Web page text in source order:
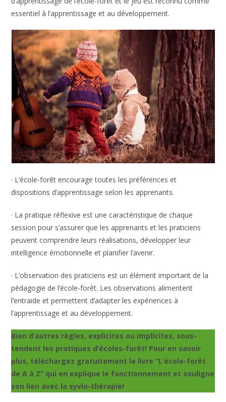
essentiel à l’apprentissage et au développement.
· L’école-forêt encourage toutes les préférences et
dispositions d’apprentissage selon les apprenants.
· La pratique réflexive est une caractéristique de chaque
session pour s’assurer que les apprenants et les praticiens
peuvent comprendre leurs réalisations, développer leur
intelligence émotionnelle et planifier l’avenir.
· L’observation des praticiens est un élément important de la
pédagogie de l’école-forêt. Les observations alimentent
l’entraide et permettent d’adapter les expériences à
l’apprentissage et au développement.
Bien d’autres règles, explicites ou implicites, sous-
tendent les pratiques d’écoles-forêt! Pour en savoir
plus, téléchargez gratuitement le livre “L’école-forêt
de A à Z” qui en explique le fonctionnement et souligne
son lien avec la syvlo-thérapie!